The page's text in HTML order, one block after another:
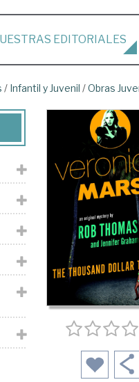
EDITORIALES
/ Infantil y Juvenil /Obras